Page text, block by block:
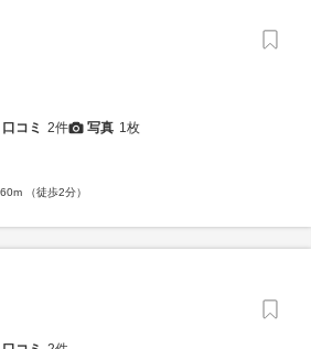
口コミ 2件 写真 1枚
（徒歩2分）